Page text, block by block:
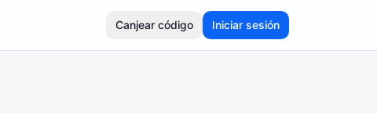
Canjear código Iniciar sesión